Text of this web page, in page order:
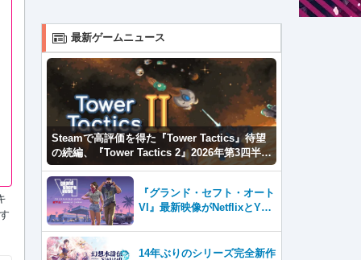
最新ゲームニュース
Steamで高評価を得た『Tower Tactics』待望
の続編、『Tower Tactics 2』2026年第3四半期
に早期アクセス開始
『グランド・セフト・オート
VI』最新映像がNetflixとYou
14年ぶりのシリーズ完全新作